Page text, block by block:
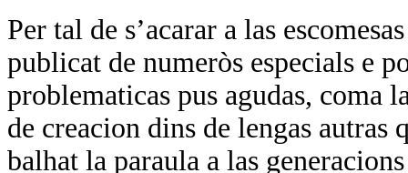
Per tal de s’acarar a las
publicat de numeròs especials e
problematicas pus agudas, coma
de creacion dins de lengas autras
balhat la paraula a las